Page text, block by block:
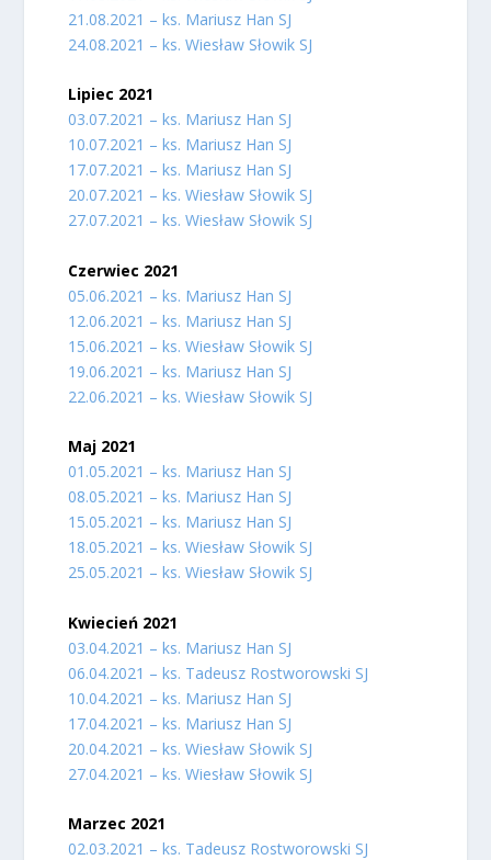
21.08.2021 – ks. Mariusz Han SJ
24.08.2021 – ks. Wiesław Słowik SJ
Lipiec 2021
03.07.2021 – ks. Mariusz Han SJ
10.07.2021 – ks. Mariusz Han SJ
17.07.2021 – ks. Mariusz Han SJ
20.07.2021 – ks. Wiesław Słowik SJ
27.07.2021 – ks. Wiesław Słowik SJ
Czerwiec 2021
05.06.2021 – ks. Mariusz Han SJ
12.06.2021 – ks. Mariusz Han SJ
15.06.2021 – ks. Wiesław Słowik SJ
19.06.2021 – ks. Mariusz Han SJ
22.06.2021 – ks. Wiesław Słowik SJ
Maj 2021
01.05.2021 – ks. Mariusz Han SJ
08.05.2021 – ks. Mariusz Han SJ
15.05.2021 – ks. Mariusz Han SJ
18.05.2021 – ks. Wiesław Słowik SJ
25.05.2021 – ks. Wiesław Słowik SJ
Kwiecień 2021
03.04.2021 – ks. Mariusz Han SJ
06.04.2021 – ks. Tadeusz Rostworowski SJ
10.04.2021 – ks. Mariusz Han SJ
17.04.2021 – ks. Mariusz Han SJ
20.04.2021 – ks. Wiesław Słowik SJ
27.04.2021 – ks. Wiesław Słowik SJ
Marzec 2021
02.03.2021 – ks. Tadeusz Rostworowski SJ